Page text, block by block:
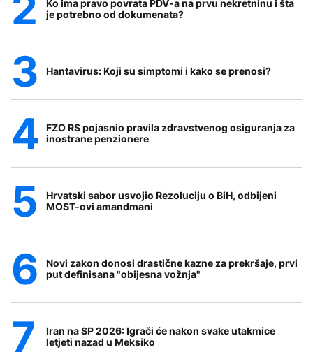
Ko ima pravo povrata PDV-a na prvu nekretninu i šta
je potrebno od dokumenata?
Hantavirus: Koji su simptomi i kako se prenosi?
FZO RS pojasnio pravila zdravstvenog osiguranja za
inostrane penzionere
Hrvatski sabor usvojio Rezoluciju o BiH, odbijeni
MOST-ovi amandmani
Novi zakon donosi drastične kazne za prekršaje, prvi
put definisana "obijesna vožnja"
Iran na SP 2026: Igrači će nakon svake utakmice
letjeti nazad u Meksiko